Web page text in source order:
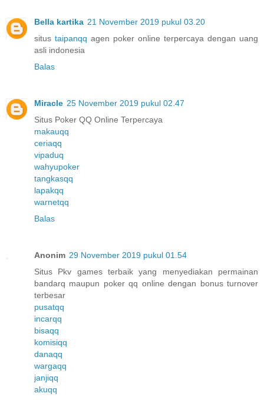
Bella kartika 21 November 2019 pukul 03.20
situs taipanqq agen poker online terpercaya dengan uang
asli indonesia
Balas
Miracle 25 November 2019 pukul 02.47
Situs Poker QQ Online Terpercaya
makauqq
ceriaqq
vipaduq
wahyupoker
tangkasqq
lapakqq
warnetqq
Balas
Anonim 29 November 2019 pukul 01.54
Situs Pkv games terbaik yang menyediakan permainan
bandarq maupun poker qq online dengan bonus turnover
terbesar
pusatqq
incarqq
bisaqq
komisiqq
danaqq
wargaqq
janjiqq
akuqq